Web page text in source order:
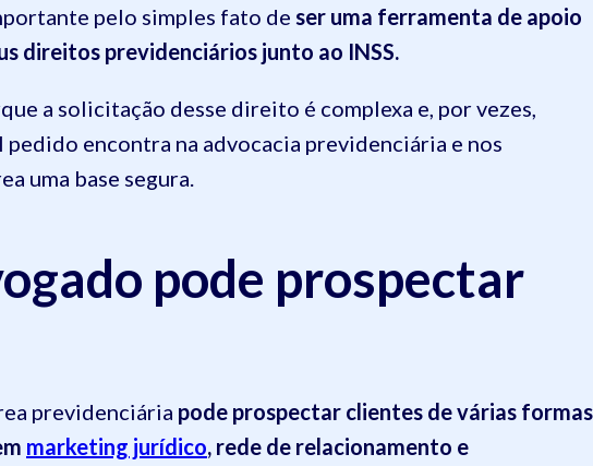
pelo simples fato de ser uma ferramenta de apoio
direitos previdenciários junto ao INSS.
a solicitação desse direito é complexa e, por vezes,
encontra na advocacia previdenciária e nos
uma base segura.
pode prospectar
previdenciária pode prospectar clientes de várias
marketing jurídico, rede de relacionamento e